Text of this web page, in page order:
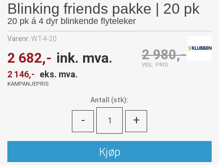
Blinking friends pakke | 20 pk
20 pk á 4 dyr blinkende flyteleker
Varenr: WT-4-20
2 682,- ink. mva.
2 146,- eks. mva.
KAMPANJEPRIS
2 980,-
VEIL. PRIS
Antall (stk):
- +
Kjøp